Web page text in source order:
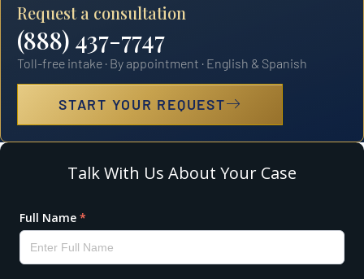
Request a consultation
(888) 437-7747
Toll-free intake · By appointment · English & Spanish
START YOUR REQUEST